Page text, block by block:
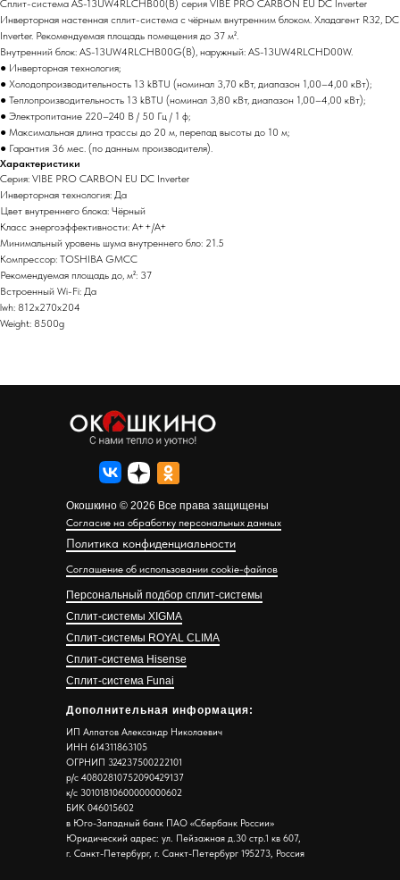
Сплит-система AS-13UW4RLCHB00(B) серия VIBE PRO CARBON EU DC Inverter
Инверторная настенная сплит-система с чёрным внутренним блоком. Хладагент R32, DC
Inverter. Рекомендуемая площадь помещения до 37 м².
Внутренний блок: AS-13UW4RLCHB00G(B), наружный: AS-13UW4RLCHD00W.
● Инверторная технология;
● Холодопроизводительность 13 kBTU (номинал 3,70 кВт, диапазон 1,00–4,00 кВт);
● Теплопроизводительность 13 kBTU (номинал 3,80 кВт, диапазон 1,00–4,00 кВт);
● Электропитание 220–240 В / 50 Гц / 1 ф;
● Максимальная длина трассы до 20 м, перепад высоты до 10 м;
● Гарантия 36 мес. (по данным производителя).
Характеристики
Серия: VIBE PRO CARBON EU DC Inverter
Инверторная технология: Да
Цвет внутреннего блока: Чёрный
Класс энергоэффективности: A++/A+
Минимальный уровень шума внутреннего бло: 21.5
Компрессор: TOSHIBA GMCC
Рекомендуемая площадь до, м²: 37
Встроенный Wi-Fi: Да
lwh: 812x270x204
Weight: 8500g
Дополнительная информация:
Персональный подбор сплит-системы
Сплит-системы XIGMA
Сплит-системы ROYAL CLIMA
Сплит-система Hisense
Сплит-система Funai
Окошкино © 2026 Все права защищены
ИП Алпатов Александр Николаевич
ИНН 614311863105
ОГРНИП 324237500222101
р/с 40802810752090429137
к/с 30101810600000000602
БИК 046015602
в Юго-Западный банк ПАО «Сбербанк России»
Юридический адрес: ул. Пейзажная д.30 стр.1 кв 607,
г. Санкт-Петербург, г. Санкт-Петербург 195273, Россия
Согласие на обработку персональных данных
Политика конфиденциальности
Соглашение об использовании cookie-файлов